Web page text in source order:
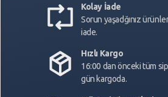
Kolay İade
Sorun yaşadğınız
iade.
Hızlı Kargo
16:00 dan önceki tüm
gün kargoda.